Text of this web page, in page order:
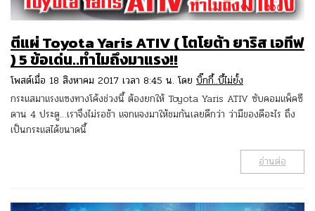
ตีแผ่ Toyota Yaris ATIV ( โตโยต้า ยาริส เอทีฟ
) 5 ข้อเด่น..ทำไมถึงมาแรง!!
โพสต์เมื่อ 18 สิงหาคม 2017 เวลา 8:45 น. โดย บิ๊กกี้..บี้ไม่ยั้ง
กระแสมาแรงแซงทางโค้งช่วงนี้ ต้องยกให้ Toyota Yaris ATIV ซับคอมแพ็คซี
ดาน 4 ประตู…เราจึงไม่รอช้า แจกแจงมาให้ชมกันเลยดีกว่า ว่ามีของดีอะไร ถึง
เป็นกระแสได้ขนาดนี้
อ่านต่อ